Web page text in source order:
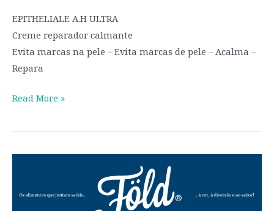
EPITHELIALE A.H ULTRA
Creme reparador calmante
Evita marcas na pele – Evita marcas de pele – Acalma –
Repara
Read More »
Marca